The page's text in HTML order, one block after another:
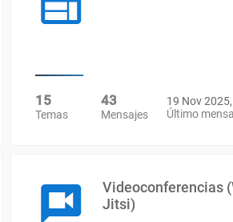
15
Temas
43
Mensajes
19 Nov
Último
Videoconferencias
Jitsi)